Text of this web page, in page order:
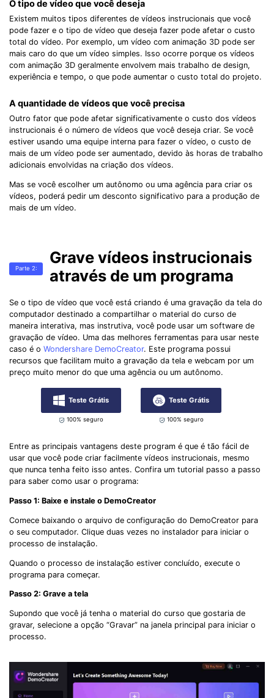
O tipo de vídeo que você deseja
Existem muitos tipos diferentes de vídeos instrucionais que você
pode fazer e o tipo de vídeo que deseja fazer pode afetar o custo
total do vídeo. Por exemplo, um vídeo com animação 3D pode ser
mais caro do que um vídeo simples. Isso ocorre porque os vídeos
com animação 3D geralmente envolvem mais trabalho de design,
experiência e tempo, o que pode aumentar o custo total do projeto.
A quantidade de vídeos que você precisa
Outro fator que pode afetar significativamente o custo dos vídeos
instrucionais é o número de vídeos que você deseja criar. Se você
estiver usando uma equipe interna para fazer o vídeo, o custo de
mais de um vídeo pode ser aumentado, devido às horas de trabalho
adicionais envolvidas na criação dos vídeos.
Mas se você escolher um autônomo ou uma agência para criar os
vídeos, poderá pedir um desconto significativo para a produção de
mais de um vídeo.
Parte 2:
Grave vídeos instrucionais
através de um programa
Se o tipo de vídeo que você está criando é uma gravação da tela do
computador destinado a compartilhar o material do curso de
maneira interativa, mas instrutiva, você pode usar um software de
gravação de vídeo. Uma das melhores ferramentas para usar neste
caso é o Wondershare DemoCreator. Este programa possui
recursos que facilitam muito a gravação da tela e webcam por um
preço muito menor do que uma agência ou um autônomo.
Teste Grátis
100% seguro
Teste Grátis
100% seguro
Entre as principais vantagens deste program é que é tão fácil de
usar que você pode criar facilmente vídeos instrucionais, mesmo
que nunca tenha feito isso antes. Confira um tutorial passo a passo
para saber como usar o programa:
Passo 1: Baixe e instale o DemoCreator
Comece baixando o arquivo de configuração do DemoCreator para
o seu computador. Clique duas vezes no instalador para iniciar o
processo de instalação.
Quando o processo de instalação estiver concluído, execute o
programa para começar.
Passo 2: Grave a tela
Supondo que você já tenha o material do curso que gostaria de
gravar, selecione a opção “Gravar” na janela principal para iniciar o
processo.